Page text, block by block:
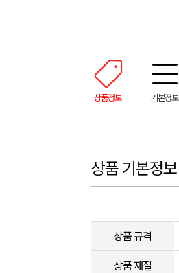
상품정보 기본정보
상품 기본정보
상품 규격
상품 재질